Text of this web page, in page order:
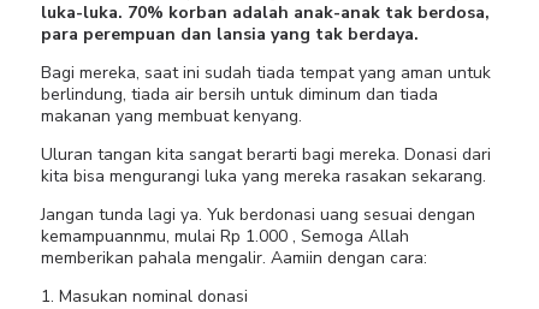
luka-luka. 70% korban adalah anak-anak tak berdosa,
para perempuan dan lansia yang tak berdaya.
Bagi mereka, saat ini sudah tiada tempat yang aman untuk
berlindung, tiada air bersih untuk diminum dan tiada
makanan yang membuat kenyang.
Uluran tangan kita sangat berarti bagi mereka. Donasi dari
kita bisa mengurangi luka yang mereka rasakan sekarang.
Jangan tunda lagi ya. Yuk berdonasi uang sesuai dengan
kemampuannmu, mulai Rp 1.000 , Semoga Allah
memberikan pahala mengalir. Aamiin dengan cara:
1. Masukan nominal donasi